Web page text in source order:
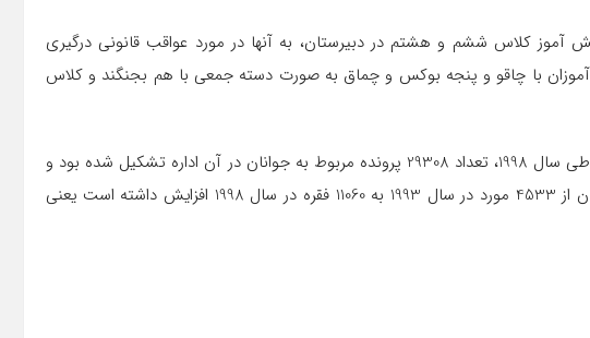
«پليس بيت المقدس با احضار 45 دانش آموز كلاس ششم و هشتم در دبيرستان، به آنها در مورد عواقب قانوني درگيري
با چاقو و پنجه بوكس و چماق به صورت دسته جمعي با هم بجنگند و كلاس
«به گزارش اداره امور نوجوانان در پليس اسرائيل، طي سال 1998، تعداد 29308 پرونده مربوط به جوانان در آن اداره تشكيل شده بود و
بنابر همين گزارش تعداد جرائم خشونت بار جوانان از 4533 مورد در سال 1993 به 11060 فقره در سال 1998 افزايش داشته است يعني